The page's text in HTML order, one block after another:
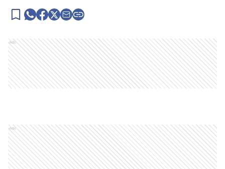
Ads
Ads